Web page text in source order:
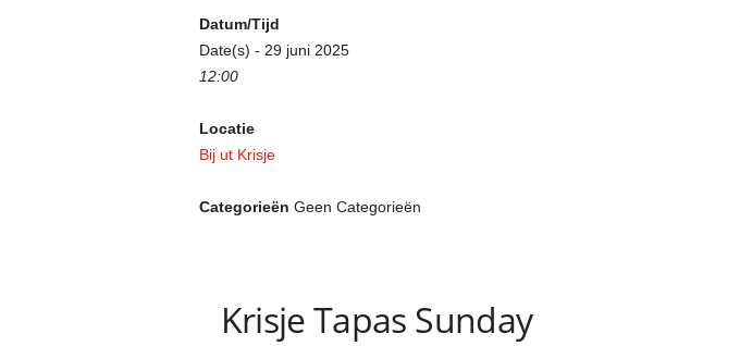
Datum/Tijd
Date(s) - 29 juni 2025
12:00
Locatie
Bij ut Krisje
Categorieën Geen Categorieën
Krisje Tapas Sunday